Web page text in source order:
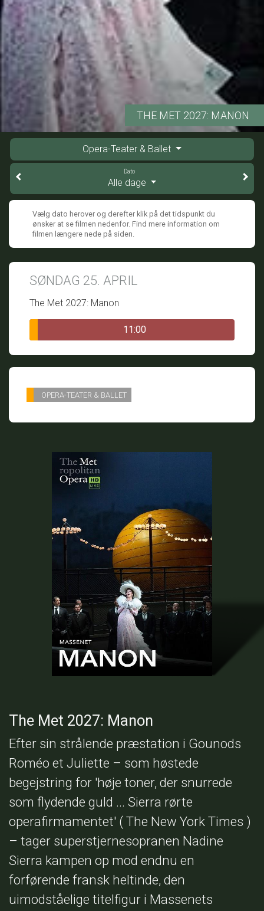
THE MET 2027: MANON
Opera-Teater & Ballet
Dato
Alle dage
Vælg dato herover og derefter klik på det tidspunkt du
ønsker at se filmen nedenfor. Find mere information om
filmen længere nede på siden.
SØNDAG 25. APRIL
The Met 2027: Manon
11:00
OPERA-TEATER & BALLET
The Met 2027: Manon
Efter sin strålende præstation i Gounods
Roméo et Juliette – som høstede
begejstring for 'høje toner, der snurrede
som flydende guld ... Sierra rørte
operafirmamentet' ( The New York Times )
– tager superstjernesopranen Nadine
Sierra kampen op mod endnu en
forførende fransk heltinde, den
uimodståelige titelfigur i Massenets